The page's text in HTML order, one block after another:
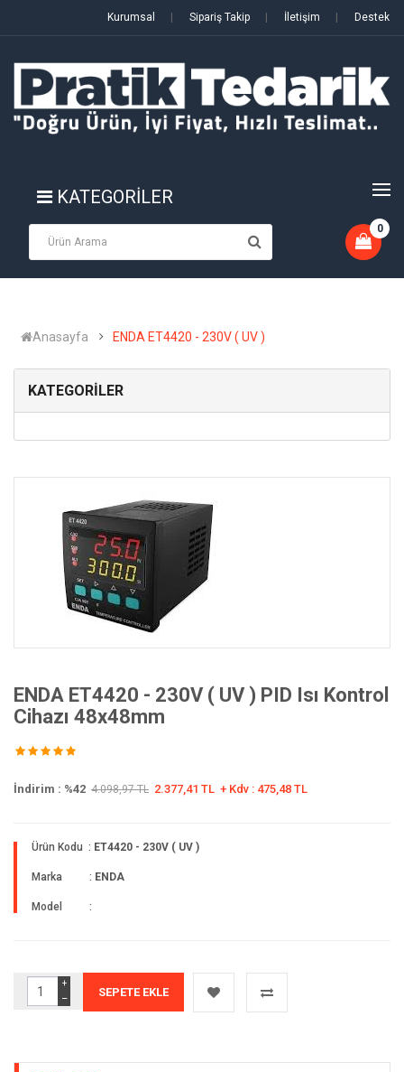
Kurumsal Sipariş Takip İletişim Destek
KATEGORİLER
0
Anasayfa ENDA ET4420 - 230V ( UV )
KATEGORİLER
ENDA ET4420 - 230V ( UV ) PID Isı Kontrol
Cihazı 48x48mm
İndirim : %42 4.098,97 TL 2.377,41 TL + Kdv : 475,48 TL
Ürün Kodu : ET4420 - 230V ( UV )
Marka : ENDA
Model :
−
+